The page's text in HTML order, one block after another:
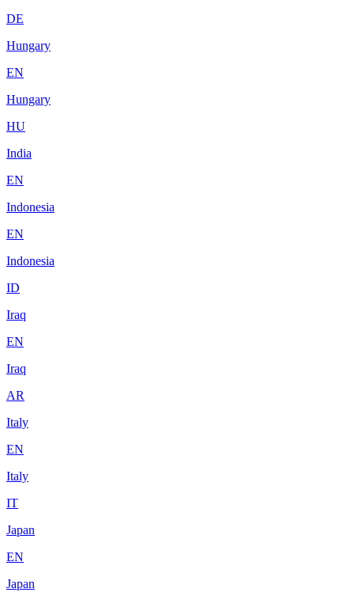
DE
Hungary
EN
Hungary
HU
India
EN
Indonesia
EN
Indonesia
ID
Iraq
EN
Iraq
AR
Italy
EN
Italy
IT
Japan
EN
Japan